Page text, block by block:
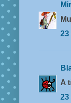
23
A
23